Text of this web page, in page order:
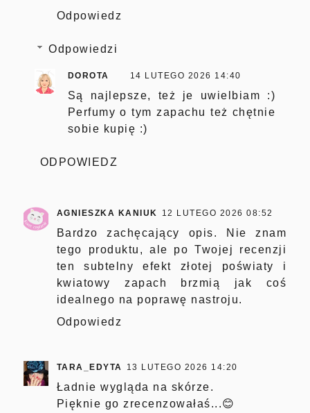
Odpowiedz
Odpowiedzi
DOROTA 14 LUTEGO 2026 14:40
Są najlepsze, też je uwielbiam :)
Perfumy o tym zapachu też chętnie
sobie kupię :)
ODPOWIEDZ
AGNIESZKA KANIUK 12 LUTEGO 2026 08:52
Bardzo zachęcający opis. Nie znam
tego produktu, ale po Twojej recenzji
ten subtelny efekt złotej poświaty i
kwiatowy zapach brzmią jak coś
idealnego na poprawę nastroju.
Odpowiedz
TARA_EDYTA 13 LUTEGO 2026 14:20
Ładnie wygląda na skórze.
Pięknie go zrecenzowałaś...😊